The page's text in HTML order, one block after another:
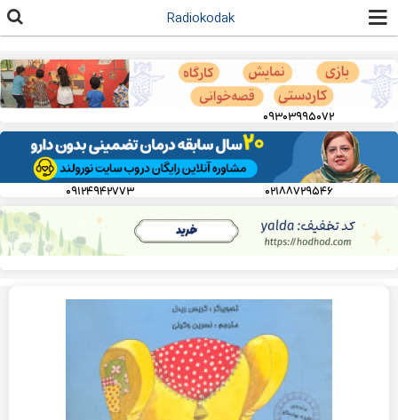
محتوای
اصلی
Radiokodak
۰۹۳۰۳۹۹۵۰۷۲
۰۲۱۸۸۷۲۹۵۴۶ ۰۹۱۲۴۹۴۲۷۷۳